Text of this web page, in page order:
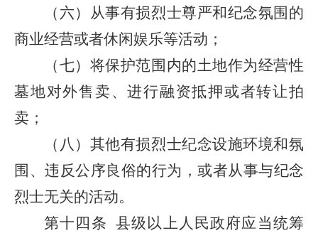
（六）从事有损烈士尊严和纪念氛围的
商业经营或者休闲娱乐等活动；
（七）将保护范围内的土地作为经营性
墓地对外售卖、进行融资抵押或者转让拍
卖；
（八）其他有损烈士纪念设施环境和氛
围、违反公序良俗的行为，或者从事与纪念
烈士无关的活动。
第十四条县级以上人民政府应当统筹